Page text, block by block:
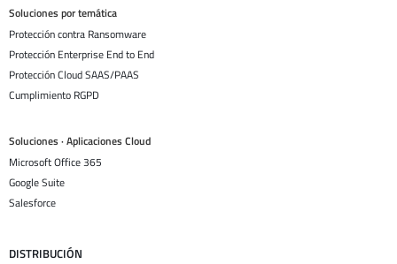
Soluciones por temática
Protección contra Ransomware
Protección Enterprise End to End
Protección Cloud SAAS/PAAS
Cumplimiento RGPD
Soluciones · Aplicaciones Cloud
Microsoft Office 365
Google Suite
Salesforce
DISTRIBUCIÓN